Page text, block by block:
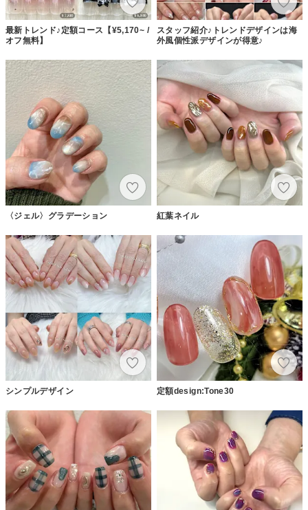
最新トレンド♪定額コース【¥5,170~ /
オフ無料】
スタッフ紹介♪トレンドデザインは海
外風個性派デザインが得意♪
〈ジェル〉グラデーション 紅葉ネイル
シンプルデザイン 定額design:Tone30